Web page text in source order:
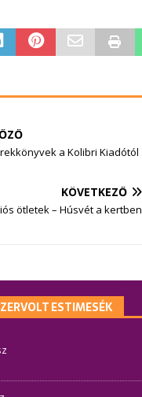
a Kolibri Kiadótól
KÖVETKEZŐ
ötletek – Húsvét a kertben
ESTIMESÉK